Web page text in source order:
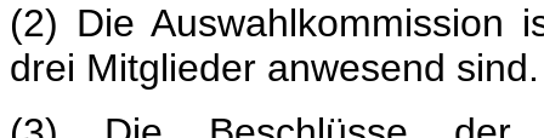
(2) Die Auswahlkommission
drei Mitglieder anwesend sind.